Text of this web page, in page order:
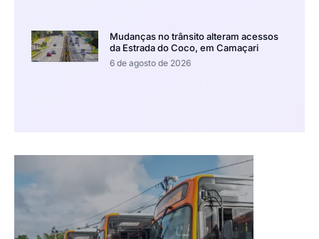
Mudanças no trânsito alteram acessos
da Estrada do Coco, em Camaçari
6 de agosto de 2026